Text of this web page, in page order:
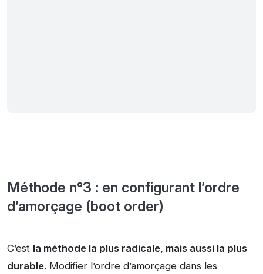
Méthode n°3 : en configurant l’ordre
d’amorçage (boot order)
C’est la méthode la plus radicale, mais aussi la plus
durable. Modifier l’ordre d’amorçage dans les